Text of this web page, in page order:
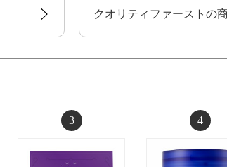
クオリティファーストの
3 4